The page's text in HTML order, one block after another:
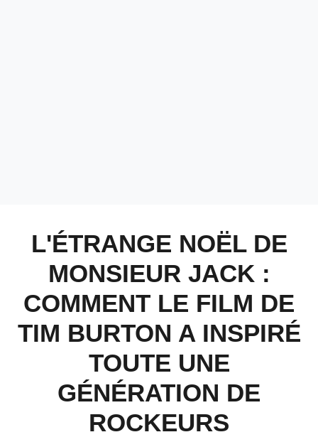
L'ÉTRANGE NOËL DE
MONSIEUR JACK :
COMMENT LE FILM DE
TIM BURTON A INSPIRÉ
TOUTE UNE
GÉNÉRATION DE
ROCKEURS